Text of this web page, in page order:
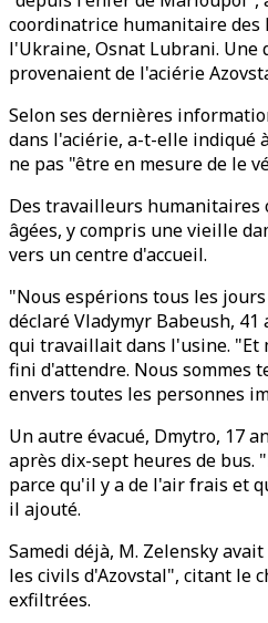
coordinatrice humanitaire
l'Ukraine, Osnat Lubrani. Une
provenaient de l'aciérie
Selon ses dernières
dans l'aciérie, a-t-elle indiqué
ne pas "être en mesure de le
Des travailleurs humanitaires
âgées, y compris une vieille
vers un centre d'accueil.
"Nous espérions tous les
déclaré Vladymyr Babeush, 41
qui travaillait dans l'usine. "Et
fini d'attendre. Nous sommes
envers toutes les personnes
Un autre évacué, Dmytro, 17
après dix-sept heures de bus.
parce qu'il y a de l'air frais et
il ajouté.
Samedi déjà, M. Zelensky
les civils d'Azovstal", citant le
exfiltrées.